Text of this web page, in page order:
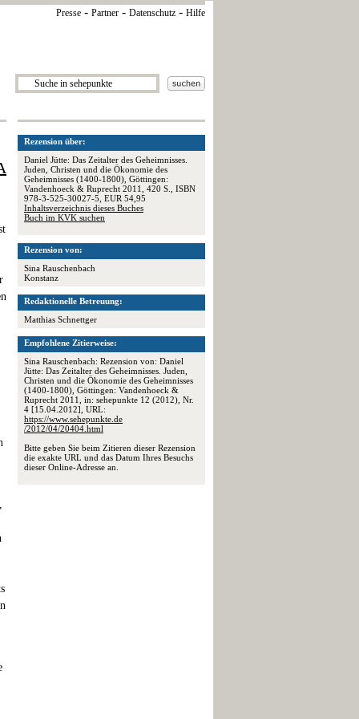
Presse - Partner - Datenschutz - Hilfe
Rezension über:
Daniel Jütte: Das Zeitalter des Geheimnisses.
Juden, Christen und die Ökonomie des
Geheimnisses (1400-1800), Göttingen:
Vandenhoeck & Ruprecht 2011, 420 S., ISBN
978-3-525-30027-5, EUR 54,95
Inhaltsverzeichnis dieses Buches
Buch im KVK suchen
Rezension von:
Sina Rauschenbach
Konstanz
Redaktionelle Betreuung:
Matthias Schnettger
Empfohlene Zitierweise:
Sina Rauschenbach: Rezension von: Daniel
Jütte: Das Zeitalter des Geheimnisses. Juden,
Christen und die Ökonomie des Geheimnisses
(1400-1800), Göttingen: Vandenhoeck &
Ruprecht 2011, in: sehepunkte 12 (2012), Nr.
4 [15.04.2012], URL:
https://www.sehepunkte.de
/2012/04/20404.html
Bitte geben Sie beim Zitieren dieser Rezension
die exakte URL und das Datum Ihres Besuchs
dieser Online-Adresse an.